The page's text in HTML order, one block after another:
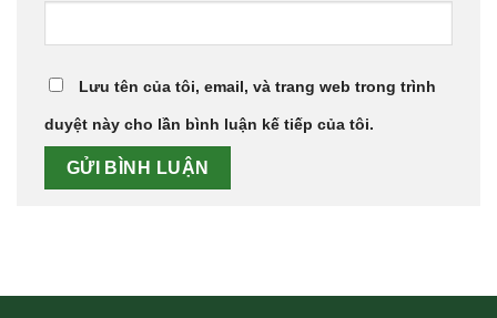
Lưu tên của tôi, email, và trang web trong trình
duyệt này cho lần bình luận kế tiếp của tôi.